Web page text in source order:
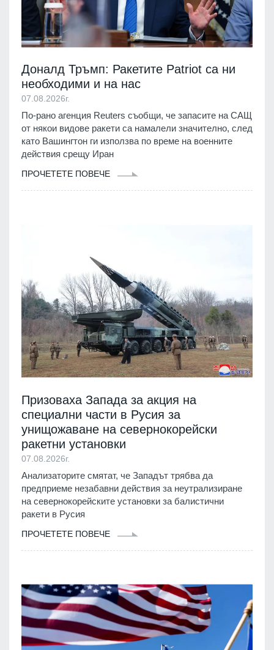
Доналд Тръмп: Ракетите Patriot са ни
необходими и на нас
07.08.2026г.
По-рано агенция Reuters съобщи, че запасите на САЩ
от някои видове ракети са намалели значително, след
като Вашингтон ги използва по време на военните
действия срещу Иран
ПРОЧЕТЕТЕ ПОВЕЧЕ
Призоваха Запада за акция на
специални части в Русия за
унищожаване на севернокорейски
ракетни установки
07.08.2026г.
Анализаторите смятат, че Западът трябва да
предприеме незабавни действия за неутрализиране
на севернокорейските установки за балистични
ракети в Русия
ПРОЧЕТЕТЕ ПОВЕЧЕ